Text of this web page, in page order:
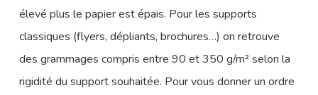
élevé plus le papier est épais. Pour les supports
classiques (flyers, dépliants, brochures…) on retrouve
des grammages compris entre 90 et 350 g/m² selon la
rigidité du support souhaitée. Pour vous donner un ordre